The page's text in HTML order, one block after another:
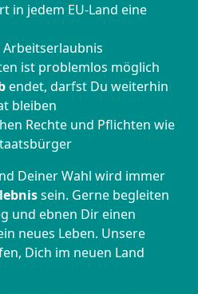
in jedem EU-Land eine
ist problemlos möglich
endet, darfst Du weiterhin
bleiben
Rechte und Pflichten wie
Deiner Wahl wird immer
sein. Gerne begleiten
und ebnen Dir einen
neues Leben. Unsere
Dich im neuen Land